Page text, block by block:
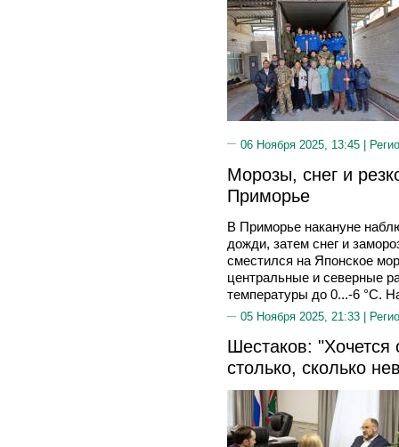
06 Ноября 2025, 13:45 |
Морозы, снег и
Приморье
В Приморье накануне
дожди, затем снег и
сместился на Японское
центральные и северные
температуры до 0...-6 °C.
05 Ноября 2025, 21:33 |
Шестаков: "Хочется
столько, сколько